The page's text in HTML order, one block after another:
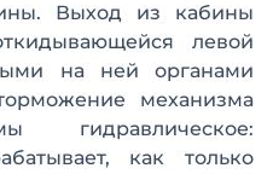
Выход из кабины
левой
на ней органами
механизма
гидравлическое:
как только